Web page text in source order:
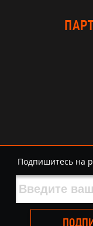
Подпишитесь на